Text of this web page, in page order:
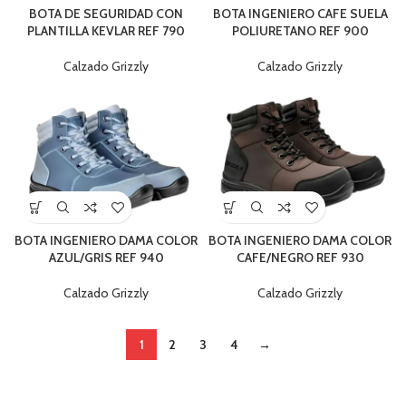
BOTA DE SEGURIDAD CON
PLANTILLA KEVLAR REF 790
Calzado Grizzly
BOTA INGENIERO CAFE SUELA
POLIURETANO REF 900
Calzado Grizzly
BOTA INGENIERO DAMA COLOR
AZUL/GRIS REF 940
Calzado Grizzly
BOTA INGENIERO DAMA COLOR
CAFE/NEGRO REF 930
Calzado Grizzly
1 2 3 4 →